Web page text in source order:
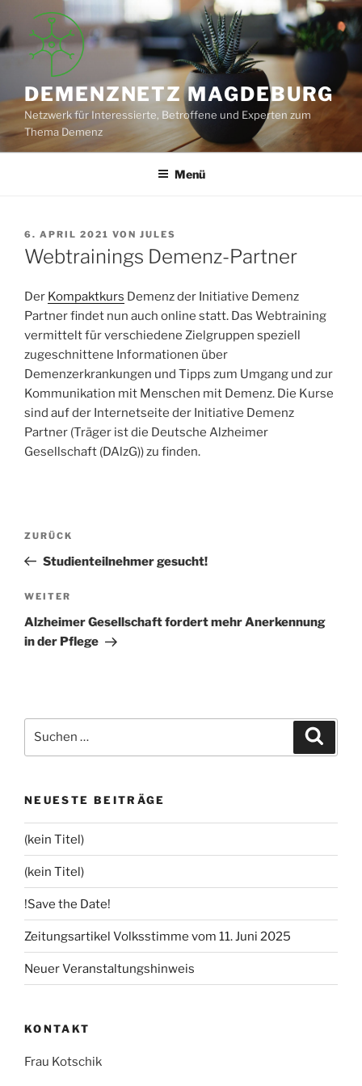
Inhalt
springen
DEMENZNETZ MAGDEBURG
Netzwerk für Interessierte, Betroffene und Experten zum
Thema Demenz
Menü
VERÖFFENTLICHT
AM
6. APRIL 2021 VON JULES
Webtrainings Demenz-Partner
Der Kompaktkurs Demenz der Initiative Demenz
Partner findet nun auch online statt. Das Webtraining
vermittelt für verschiedene Zielgruppen speziell
zugeschnittene Informationen über
Demenzerkrankungen und Tipps zum Umgang und zur
Kommunikation mit Menschen mit Demenz. Die Kurse
sind auf der Internetseite der Initiative Demenz
Partner (Träger ist die Deutsche Alzheimer
Gesellschaft (DAlzG)) zu finden.
Beitragsnavigation
Vorheriger
Beitrag
ZURÜCK
Studienteilnehmer gesucht!
Nächster
Beitrag
WEITER
Alzheimer Gesellschaft fordert mehr Anerkennung
in der Pflege
nach:
NEUESTE BEITRÄGE
(kein Titel)
(kein Titel)
!Save the Date!
Zeitungsartikel Volksstimme vom 11. Juni 2025
Neuer Veranstaltungshinweis
KONTAKT
Frau Kotschik